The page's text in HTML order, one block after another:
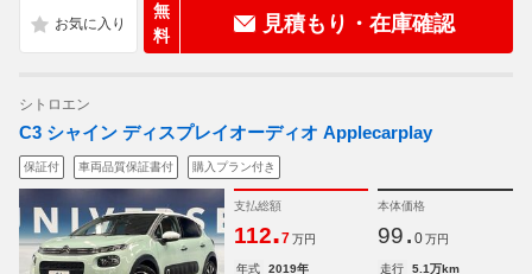
無
料
見積もり・在庫確認
シトロエン
C3 シャイン ディスプレイオーディオ Applecarplay
保証付 車両品質保証書付 購入プラン付き
支払総額
112.7 万円
本体価格
99. 0 万円
年式 2019年 走行 5.1万km